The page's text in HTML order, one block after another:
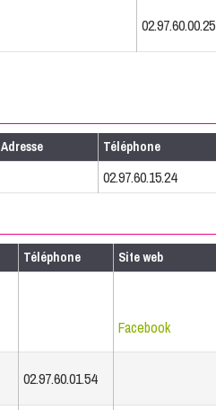
02.97.60.00.25
Adresse Téléphone
02.97.60.15.24
Téléphone Site web
Facebook
02.97.60.01.54